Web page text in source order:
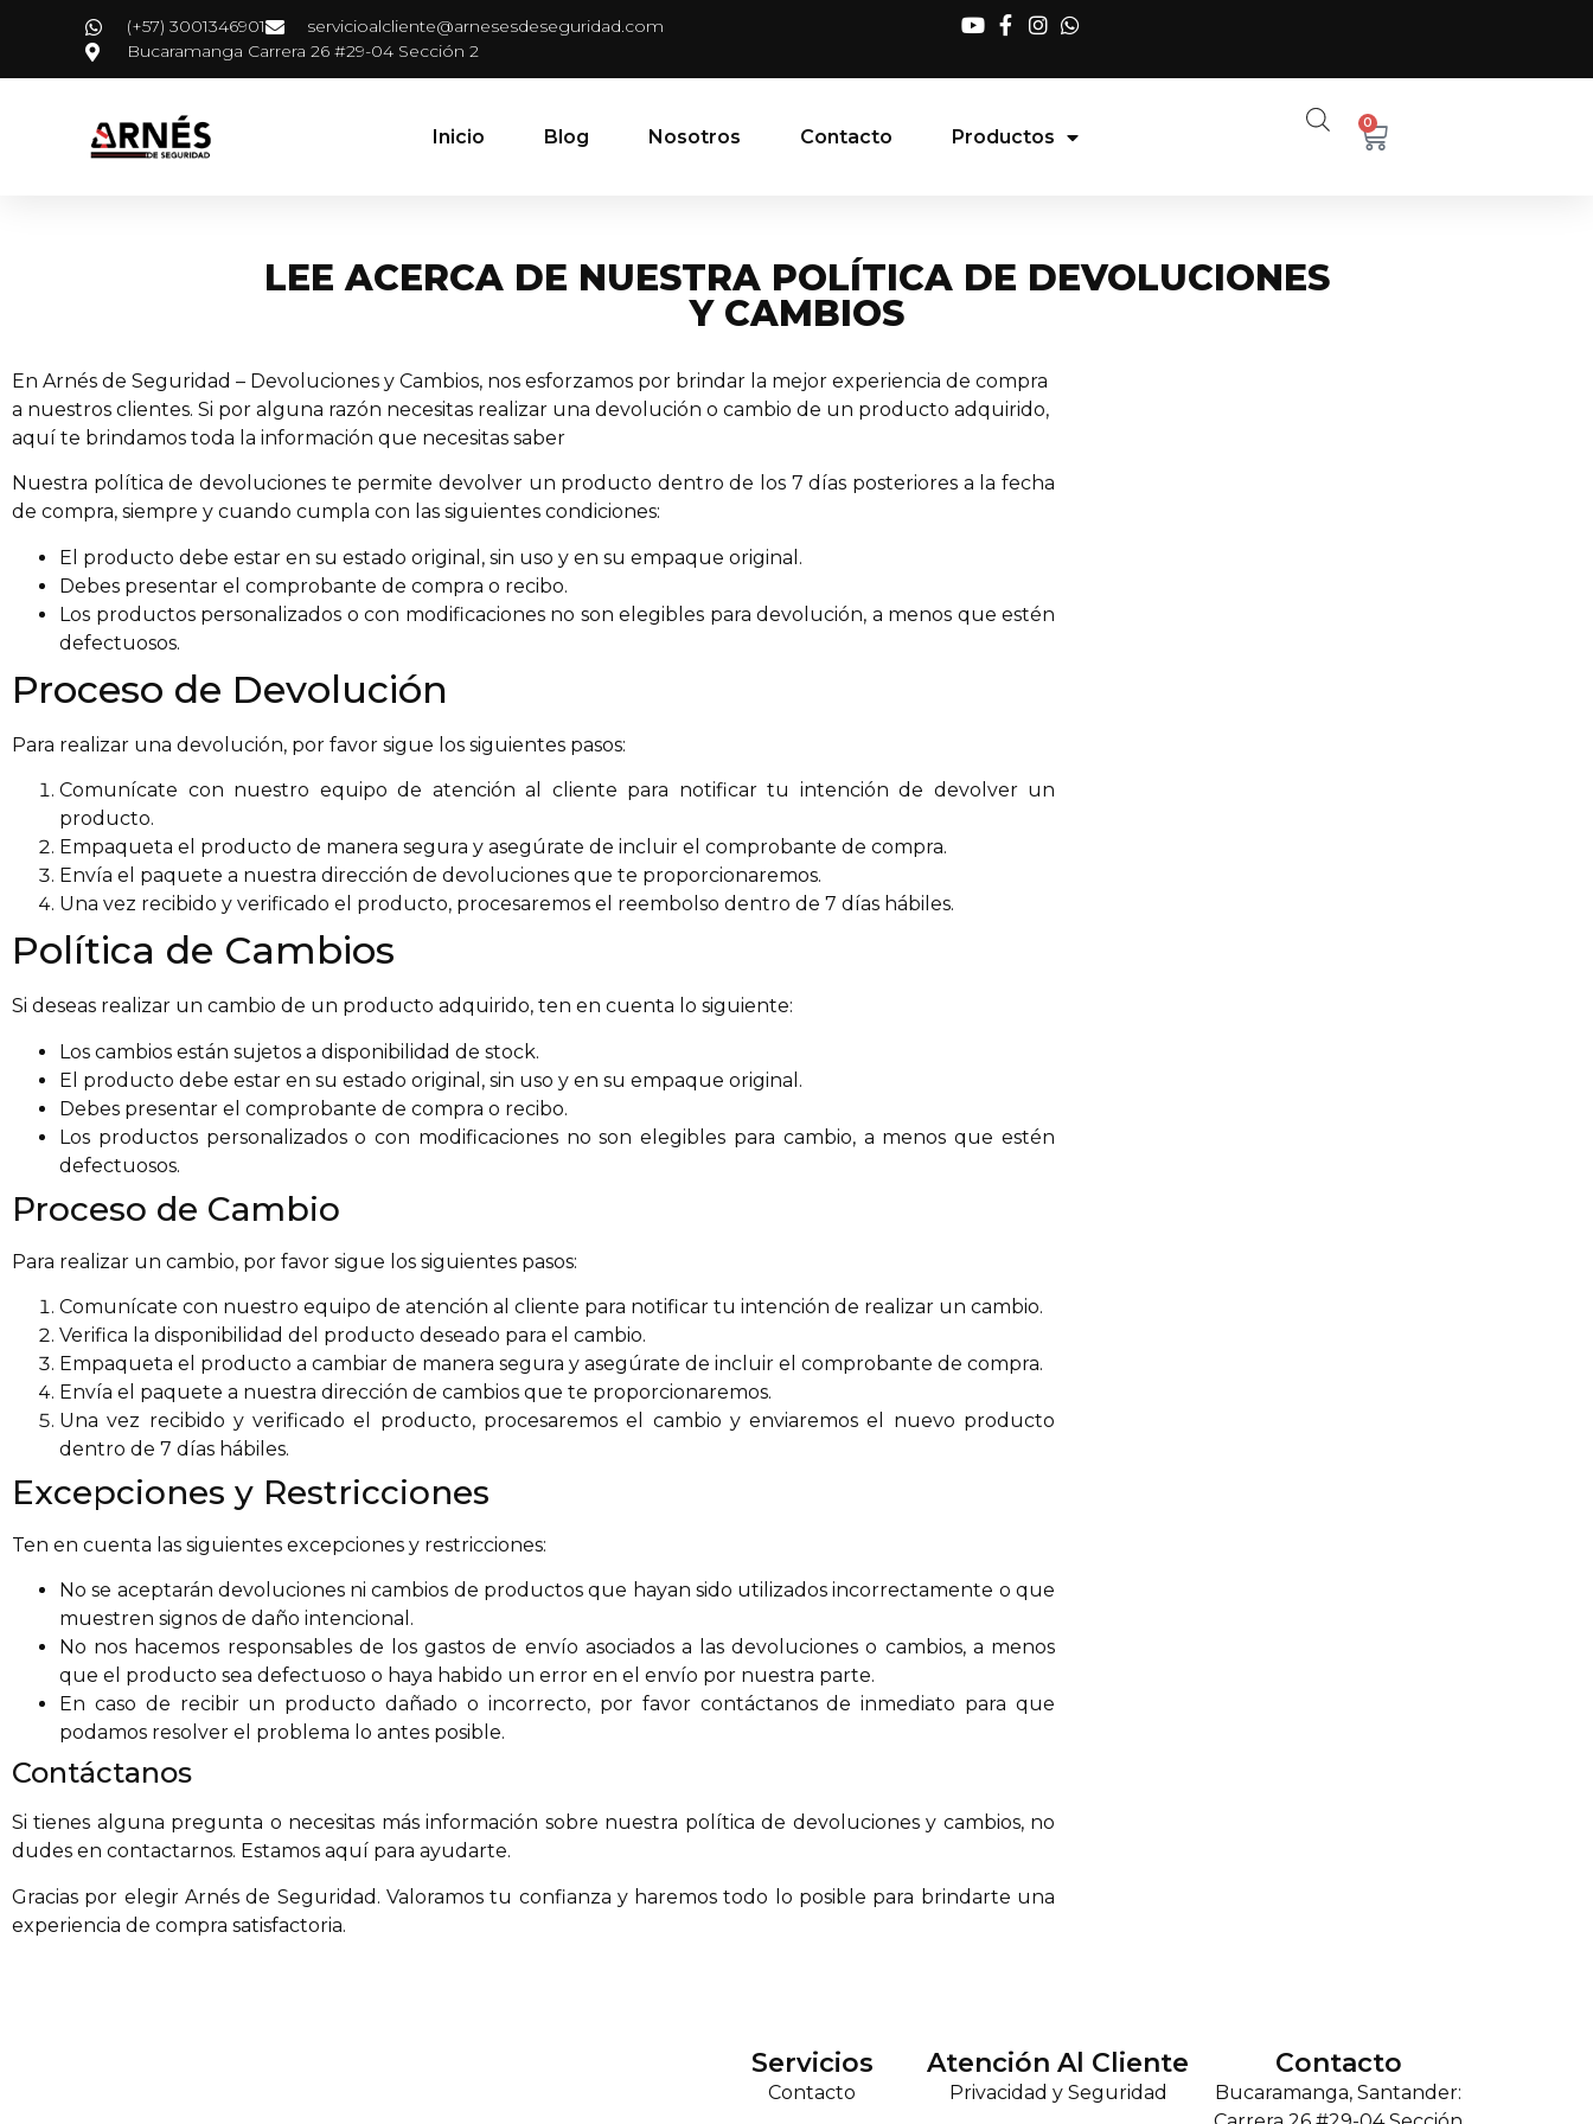
(+57) 3001346901
servicioalcliente@arnesesdeseguridad.com
Bucaramanga Carrera 26 #29-04 Sección 2
Inicio Blog Nosotros Contacto Productos
0
LEE ACERCA DE NUESTRA POLÍTICA DE DEVOLUCIONES
Y CAMBIOS
En Arnés de Seguridad – Devoluciones y Cambios, nos esforzamos por brindar la mejor experiencia de compra
a nuestros clientes. Si por alguna razón necesitas realizar una devolución o cambio de un producto adquirido,
aquí te brindamos toda la información que necesitas saber
Nuestra política de devoluciones te permite devolver un producto dentro de los 7 días posteriores a la fecha
de compra, siempre y cuando cumpla con las siguientes condiciones:
El producto debe estar en su estado original, sin uso y en su empaque original.
Debes presentar el comprobante de compra o recibo.
Los productos personalizados o con modificaciones no son elegibles para devolución, a menos que estén
defectuosos.
Proceso de Devolución
Para realizar una devolución, por favor sigue los siguientes pasos:
Comunícate con nuestro equipo de atención al cliente para notificar tu intención de devolver un
producto.
Empaqueta el producto de manera segura y asegúrate de incluir el comprobante de compra.
Envía el paquete a nuestra dirección de devoluciones que te proporcionaremos.
Una vez recibido y verificado el producto, procesaremos el reembolso dentro de 7 días hábiles.
Política de Cambios
Si deseas realizar un cambio de un producto adquirido, ten en cuenta lo siguiente:
Los cambios están sujetos a disponibilidad de stock.
El producto debe estar en su estado original, sin uso y en su empaque original.
Debes presentar el comprobante de compra o recibo.
Los productos personalizados o con modificaciones no son elegibles para cambio, a menos que estén
defectuosos.
Proceso de Cambio
Para realizar un cambio, por favor sigue los siguientes pasos:
Comunícate con nuestro equipo de atención al cliente para notificar tu intención de realizar un cambio.
Verifica la disponibilidad del producto deseado para el cambio.
Empaqueta el producto a cambiar de manera segura y asegúrate de incluir el comprobante de compra.
Envía el paquete a nuestra dirección de cambios que te proporcionaremos.
Una vez recibido y verificado el producto, procesaremos el cambio y enviaremos el nuevo producto
dentro de 7 días hábiles.
Excepciones y Restricciones
Ten en cuenta las siguientes excepciones y restricciones:
No se aceptarán devoluciones ni cambios de productos que hayan sido utilizados incorrectamente o que
muestren signos de daño intencional.
No nos hacemos responsables de los gastos de envío asociados a las devoluciones o cambios, a menos
que el producto sea defectuoso o haya habido un error en el envío por nuestra parte.
En caso de recibir un producto dañado o incorrecto, por favor contáctanos de inmediato para que
podamos resolver el problema lo antes posible.
Contáctanos
Si tienes alguna pregunta o necesitas más información sobre nuestra política de devoluciones y cambios, no
dudes en contactarnos. Estamos aquí para ayudarte.
Gracias por elegir Arnés de Seguridad. Valoramos tu confianza y haremos todo lo posible para brindarte una
experiencia de compra satisfactoria.
Servicios
Contacto
Atención Al Cliente
Privacidad y Seguridad
Contacto
Bucaramanga, Santander: